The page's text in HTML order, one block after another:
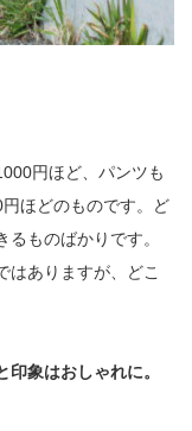
円ほど、パンツも
ほどのものです。ど
ものばかりです。
はありますが、どこ
象はおしゃれに。